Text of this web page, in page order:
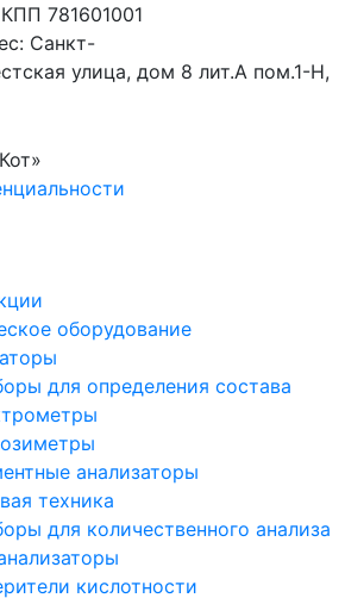
781601001
Санкт-
улица, дом 8 лит.А пом.1-Н,
оборудование
для определения состава
анализаторы
техника
для количественного анализа
кислотности